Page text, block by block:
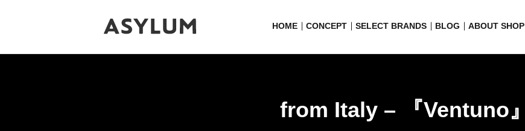
HOME CONCEPT SELECT BRANDS BLOG ABOUT SHOP
from Italy – 『Ventuno』